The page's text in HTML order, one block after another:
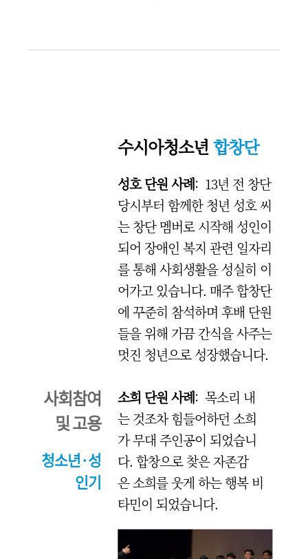
사회참여
및 고용
청소년·성
인기
수시아청소년 합창단
성호 단원 사례: 13년 전 창단
당시부터 함께한 청년 성호 씨
는 창단 멤버로 시작해 성인이
되어 장애인 복지 관련 일자리
를 통해 사회생활을 성실히 이
어가고 있습니다. 매주 합창단
에 꾸준히 참석하며 후배 단원
들을 위해 가끔 간식을 사주는
멋진 청년으로 성장했습니다.
소희 단원 사례: 목소리 내
는 것조차 힘들어하던 소희
가 무대 주인공이 되었습니
다. 합창으로 찾은 자존감
은 소희를 웃게 하는 행복 비
타민이 되었습니다.